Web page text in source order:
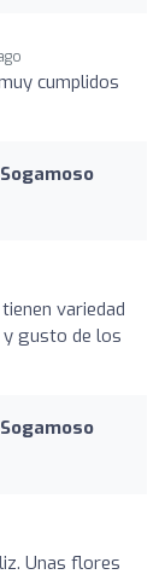
cumplidos
variedad
gusto de los
Unas flores